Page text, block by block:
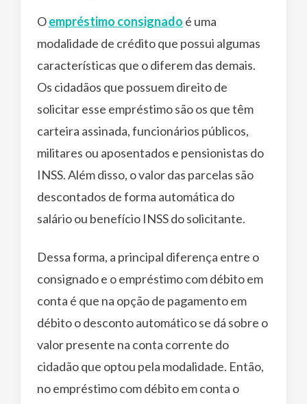
Oempréstimo consignado é uma
modalidade de crédito que possui algumas
características que o diferem das demais.
Os cidadãos que possuem direito de
solicitar esse empréstimo são os que têm
carteira assinada, funcionários públicos,
militares ou aposentados e pensionistas do
INSS. Além disso, o valor das parcelas são
descontados de forma automática do
salário ou benefício INSS do solicitante.
Dessa forma, a principal diferença entre o
consignado e o empréstimo com débito em
conta é que na opção de pagamento em
débito o desconto automático se dá sobre o
valor presente na conta corrente do
cidadão que optou pela modalidade. Então,
no empréstimo com débito em conta o